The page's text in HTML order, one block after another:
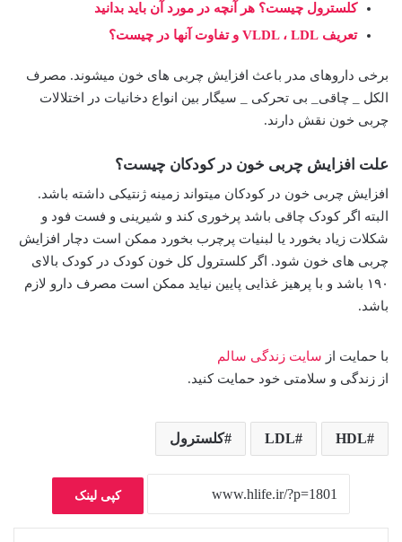
کلسترول چیست؟ هر آنچه در مورد آن باید بدانید
تعریف VLDL ، LDL و تفاوت آنها در چیست؟
برخی داروهای مدر باعث افزایش چربی های خون میشوند. مصرف
الکل _ چاقی_ بی تحرکی _ سیگار بین انواع دخانیات در اختلالات
چربی خون نقش دارند.
علت افزایش چربی خون در کودکان چیست؟
افزایش چربی خون در کودکان میتواند زمینه ژنتیکی داشته باشد.
البته اگر کودک چاقی باشد پرخوری کند و شیرینی و فست فود و
شکلات زیاد بخورد یا لبنیات پرچرب بخورد ممکن است دچار افزایش
چربی های خون شود. اگر کلسترول کل خون کودک در کودک بالای
۱۹۰ باشد و با پرهیز غذایی پایین نیاید ممکن است مصرف دارو لازم
باشد.
با حمایت از سایت زندگی سالم
از زندگی و سلامتی خود حمایت کنید.
HDL
LDL کلسترول
کپی لینک